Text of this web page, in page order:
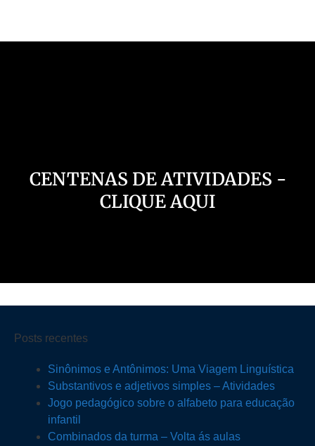
CENTENAS DE ATIVIDADES -
CLIQUE AQUI
Posts recentes
Sinônimos e Antônimos: Uma Viagem Linguística
Substantivos e adjetivos simples – Atividades
Jogo pedagógico sobre o alfabeto para educação
infantil
Combinados da turma – Volta ás aulas